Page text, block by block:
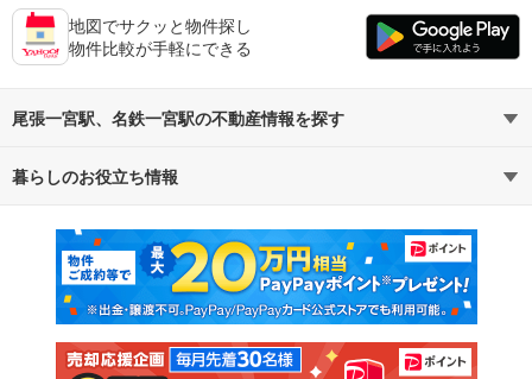
地図でサクッと物件探し
物件比較が手軽にできる
尾張一宮駅、名鉄一宮駅の不動産情報を探す
不動産・住宅
新築マンション 中古マンション
新築一戸建て 中古一戸建て
注文住宅 土地
暮らしのお役立ち情報
マンションカタログ 教えて！住まいの先生